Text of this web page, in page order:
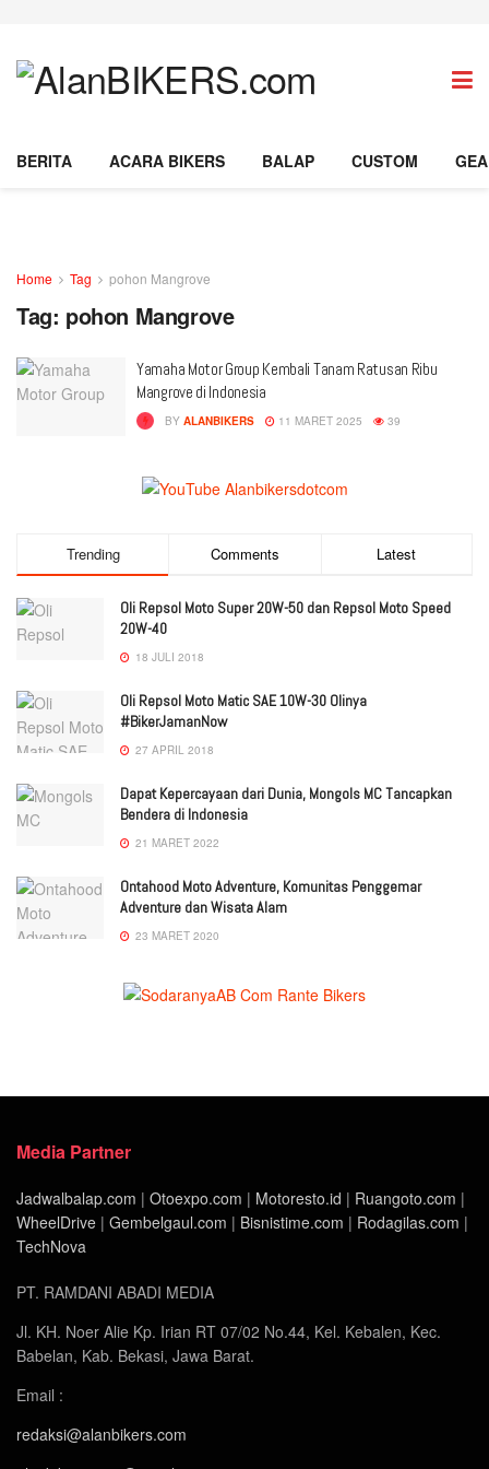
BERITA ACARA BIKERS BALAP CUSTOM
Home Tag pohon Mangrove
Tag: pohon Mangrove
Yamaha Motor Group Kembali Tanam Ratusan Ribu
Mangrove di Indonesia
BY ALANBIKERS 11 MARET 2025 39
Trending Comments Latest
Oli Repsol Moto Super 20W-50 dan Repsol Moto Speed
20W-40
18 JULI 2018
Oli Repsol Moto Matic SAE 10W-30 Olinya
#BikerJamanNow
27 APRIL 2018
Dapat Kepercayaan dari Dunia, Mongols MC Tancapkan
Bendera di Indonesia
21 MARET 2022
Ontahood Moto Adventure, Komunitas Penggemar
Adventure dan Wisata Alam
23 MARET 2020
Media Partner
Jadwalbalap.com | Otoexpo.com | Motoresto.id | Ruangoto.com |
WheelDrive | Gembelgaul.com | Bisnistime.com | Rodagilas.com |
TechNova
PT. RAMDANI ABADI MEDIA
Jl. KH. Noer Alie Kp. Irian RT 07/02 No.44, Kel. Kebalen, Kec.
Babelan, Kab. Bekasi, Jawa Barat.
Email :
redaksi@alanbikers.com